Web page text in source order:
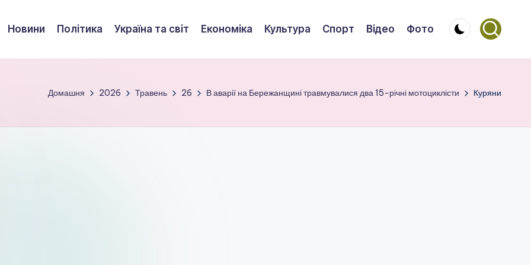
Новини Політика Україна та світ Економіка Культура Спорт Відео Фото
Домашня 2026 Травень 26 В аварії на Бережанщині травмувалися два 15-річні мотоциклісти Куряни